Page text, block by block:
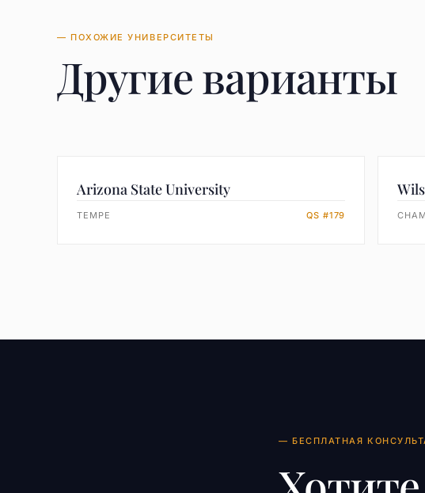
— ПОХОЖИЕ УНИВЕРСИТЕТЫ
Другие варианты
Arizona State University
TEMPE QS #179
— БЕСПЛАТНАЯ